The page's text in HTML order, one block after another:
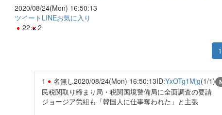
2020/08/24(Mon) 16:50:13
ツイート LINEお気に入り
22
2
1
1 名無し2020/08/24(Mon) 16:50:13ID:YxOTg1Mjg(1/1)
民税関取り締まり局・税関国境警備局に全面調査の要請
ジョージア労組も「韓国人に仕事奪われた」と主張